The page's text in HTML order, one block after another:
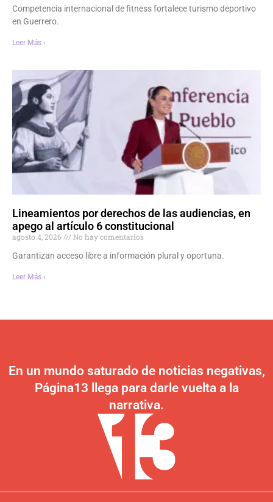
Competencia internacional de fitness fortalece turismo deportivo
en Guerrero.
Leer Más ›
Lineamientos por derechos de las audiencias, en
apego al artículo 6 constitucional
agosto 4, 2026
No hay comentarios
Garantizan acceso libre a información plural y oportuna.
Leer Más ›
En un mundo saturado de noticias negativas,
Página13 llega para darle vuelta a la
narrativa.